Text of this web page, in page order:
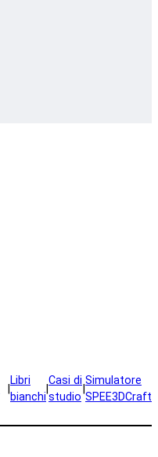
Libri
bianchi
Casi di
studio
Simulatore
SPEE3DCraft